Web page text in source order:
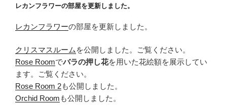
レカンフラワーの部屋を更新しました。
レカンフラワーの部屋を更新しました。
クリスマスルーム を公開しました。ご覧ください。
Rose Roomでバラの押し花を用いた花絵額を展示してい
ます。ご覧ください。
Rose Room 2も公開しました。
Orchid Room も公開しました。